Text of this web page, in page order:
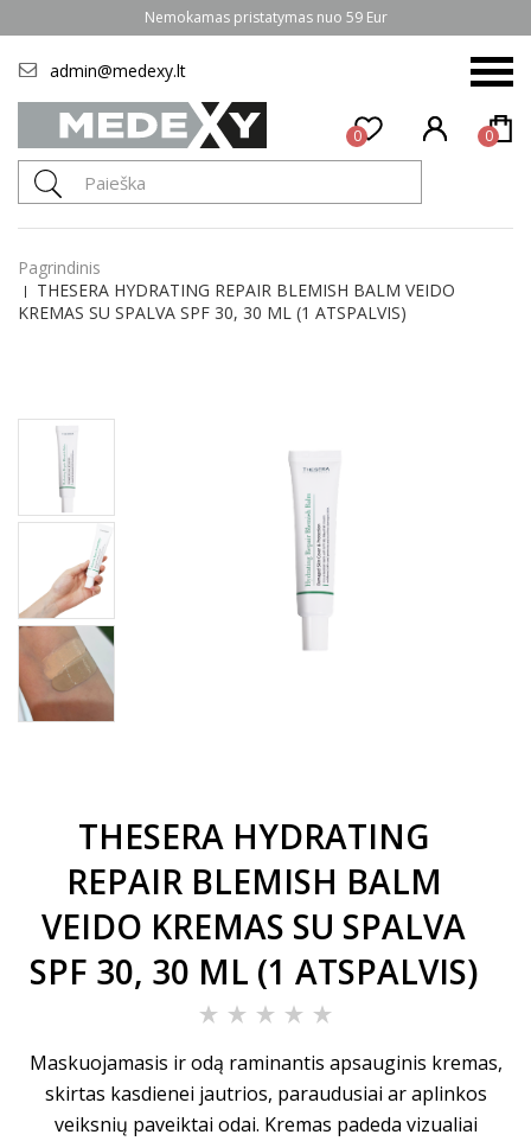
Nemokamas pristatymas nuo 59 Eur
admin@medexy.lt
0 0
Pagrindinis
THESERA HYDRATING REPAIR BLEMISH BALM VEIDO
KREMAS SU SPALVA SPF 30, 30 ML (1 ATSPALVIS)
THESERA HYDRATING
REPAIR BLEMISH BALM
VEIDO KREMAS SU SPALVA
SPF 30, 30 ML (1 ATSPALVIS)
Maskuojamasis ir odą raminantis apsauginis kremas,
skirtas kasdienei jautrios, paraudusiai ar aplinkos
veiksnių paveiktai odai. Kremas padeda vizualiai